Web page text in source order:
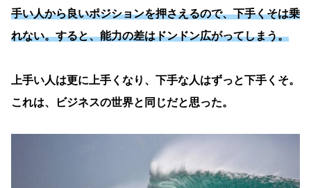
手い人から良いポジションを押さえるので、下手くそは乗
れない。すると、能力の差はドンドン広がってしまう。
上手い人は更に上手くなり、下手な人はずっと下手くそ。
これは、ビジネスの世界と同じだと思った。